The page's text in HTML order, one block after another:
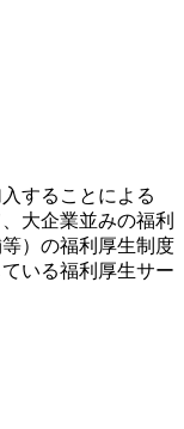
することによる
大企業並みの福利
）の福利厚生制度
いる福利厚生サー